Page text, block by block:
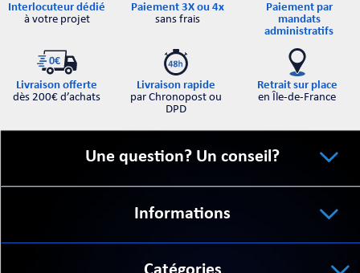
Interlocuteur dédié
à votre projet
Paiement 3X ou 4x
sans frais
Paiement par
mandats
administratifs
Livraison offerte
dès 200€ d’achats
Livraison rapide
par Chronopost ou
DPD
Retrait sur place
en Île-de-France
Une question? Un conseil?
Informations